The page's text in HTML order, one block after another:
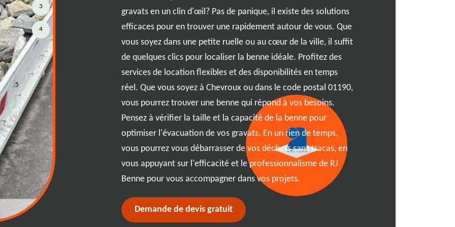
à Chevroux ? Ne
est là pour vous. Avec une
garantissons une location
vous soyez en plein
notre service rapide
sur l'essentiel. En
une solution respectueuse
aux normes en vigueur à
à notre expertise pour une
souci.
gravats en un clin d'œil? Pas de panique, il existe des solutions
efficaces pour en trouver une rapidement autour de vous. Que
vous soyez dans une petite ruelle ou au cœur de la ville, il suffit
de quelques clics pour localiser la benne idéale. Profitez des
services de location flexibles et des disponibilités en temps
réel. Que vous soyez à Chevroux ou dans le code postal 01190,
vous pourrez trouver une benne qui répond à vos besoins.
Pensez à vérifier la taille et la capacité de la benne pour
optimiser l'évacuation de vos gravats. En un rien de temps,
vous pourrez vous débarrasser de vos déchets sans tracas, en
vous appuyant sur l'efficacité et le professionnalisme de RJ
Benne pour vous accompagner dans vos projets.
3
4
Demande de devis gratuit